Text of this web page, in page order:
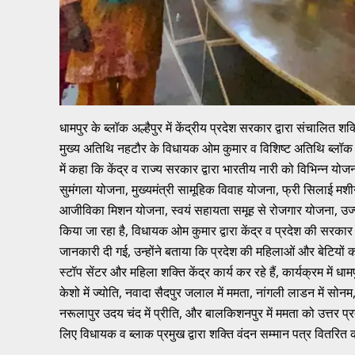
धामपुर के ब्लॉक अल्हैपुर में केंद्रीय प्रदेश सरकार द्वारा संचालित
मुख्य अतिथि नहटौर के विधायक ओम कुमार व विशिष्ट अतिथि
में कहा कि केंद्र व राज्य सरकार द्वारा भारतीय नारी को
सुमंगला योजना, मुख्यमंत्री सामूहिक विवाह योजना, फ्री सिलाई
आजीविका मिशन योजना, स्वयं सहायता समूह से रोजगार योजना,
किया जा रहा है, विधायक ओम कुमार द्वारा केंद्र व प्रदेश की
जानकारी दी गई, उन्होंने बताया कि प्रदेश की महिलाओं और
स्टॉप सेंटर और महिला शक्ति केंद्र कार्य कर रहे हैं, कार्यक्रम में
केशो में ज्योति, नवादा सैदपुर जलाल में ममता, नांगली लाडन में
नरूलापुर उदय चंद में प्रीति, और बालकिशनपुर में ममता को उत्तर
लिए विधायक व ब्लाक प्रमुख द्वारा शक्ति वंदन सम्मान पत्र वितरित